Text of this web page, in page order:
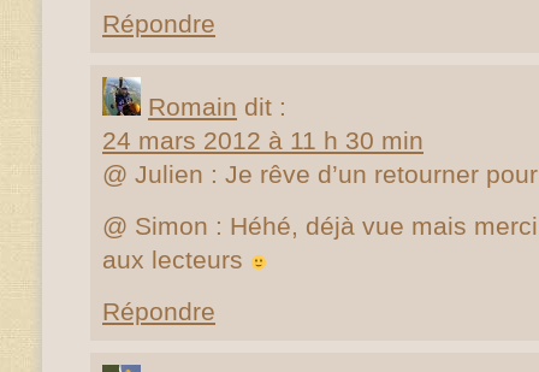
Répondre
Romain dit :
24 mars 2012 à 11 h 30 min
@ Julien : Je rêve d’un retourner
@ Simon : Héhé, déjà vue mais
aux lecteurs
Répondre